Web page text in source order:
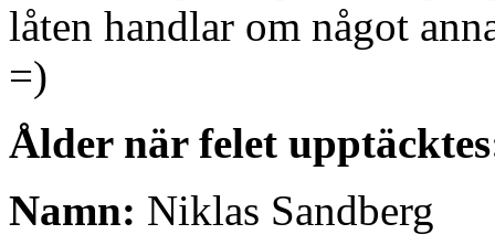
låten handlar om något
=)
Ålder när felet
Namn: Niklas Sandberg